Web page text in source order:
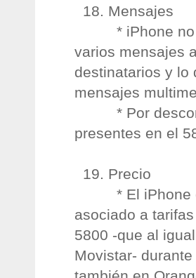
18. Mensajes
* iPhone no
varios mensajes
destinatarios y lo
mensajes
* Por
presentes en el
19. Precio
* El iPhone es
asociado a
5800 -que al
Movistar-